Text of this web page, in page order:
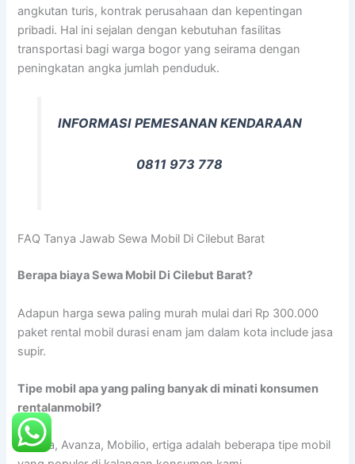
angkutan turis, kontrak perusahaan dan kepentingan
pribadi. Hal ini sejalan dengan kebutuhan fasilitas
transportasi bagi warga bogor yang seirama dengan
peningkatan angka jumlah penduduk.
INFORMASI PEMESANAN KENDARAAN
0811 973 778
FAQ Tanya Jawab Sewa Mobil Di Cilebut Barat
Berapa biaya Sewa Mobil Di Cilebut Barat?
Adapun harga sewa paling murah mulai dari Rp 300.000
paket rental mobil durasi enam jam dalam kota include jasa
supir.
Tipe mobil apa yang paling banyak di minati konsumen
rentalanmobil?
Innova, Avanza, Mobilio, ertiga adalah beberapa tipe mobil